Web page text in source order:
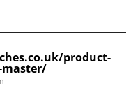
product-